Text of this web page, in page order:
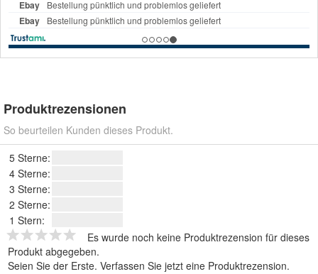
Produktrezensionen
So beurteilen Kunden dieses Produkt.
5 Sterne:
4 Sterne:
3 Sterne:
2 Sterne:
1 Stern:
Es wurde noch keine Produktrezension für dieses
Produkt abgegeben.
Seien Sie der Erste. Verfassen Sie jetzt eine Produktrezension.